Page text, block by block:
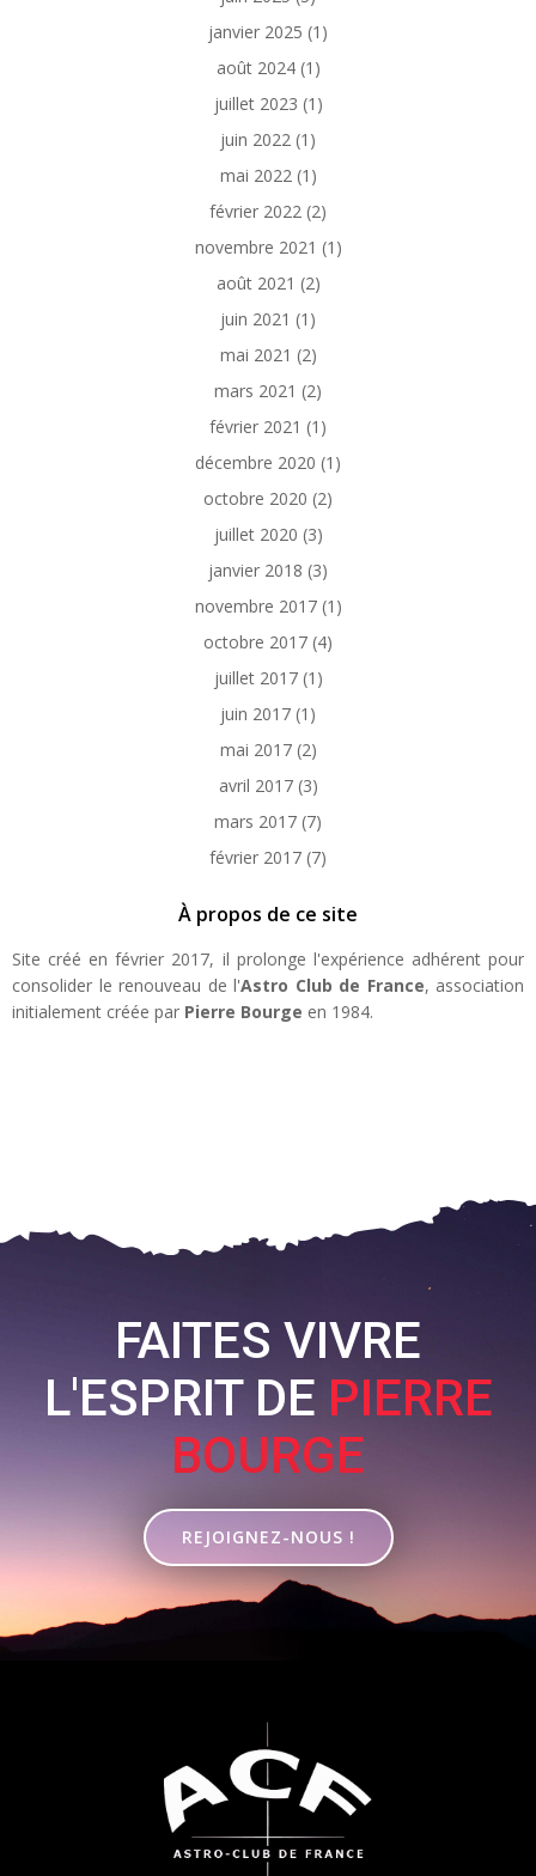
janvier 2025 (1)
août 2024(1)
juillet 2023 (1)
juin 2022 (1)
mai 2022(1)
février 2022 (2)
novembre 2021 (1)
août 2021 (2)
juin 2021 (1)
mai 2021 (2)
mars 2021 (2)
février 2021 (1)
décembre 2020 (1)
octobre 2020 (2)
juillet 2020 (3)
janvier 2018 (3)
novembre 2017(1)
octobre 2017 (4)
juillet 2017(1)
juin 2017 (1)
mai 2017(2)
avril 2017(3)
mars 2017 (7)
février 2017 (7)
À propos de ce site
Site créé en février 2017, il prolonge l'expérience adhérent pour
consolider le renouveau de l'Astro Club de France, association
initialement créée par Pierre Bourge en 1984.
FAITES VIVRE
L'ESPRIT DE PIERRE
BOURGE
REJOIGNEZ-NOUS !